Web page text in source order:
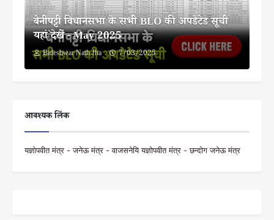
बेनीपट्टी विधानसभा के सभी BLO की अपडेटेड सूची
यहां देखें - May 2025
Bideshwar Nath Jha 7/03/2025
आवश्यक लिंक
यज्ञोपवीत मंत्र - जनेऊ मंत्र - वाजसनेयि यज्ञोपवीत मंत्र - छन्दोग जनेऊ मंत्र